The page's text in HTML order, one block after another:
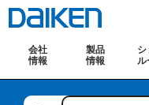
会社
情報
製品
情報
シ
ル